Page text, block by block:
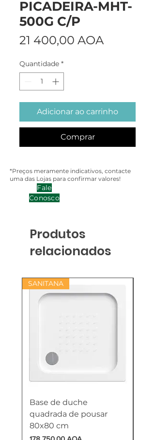
PICADEIRA-MHT-
500G C/P
21 400,00 AOA
Quantidade *
Adicionar ao carrinho
Comprar
*Preços meramente indicativos, contacte
uma das Lojas para confirmar valores!
Fale
Conosco
Produtos
relacionados
SANITANA
Base de duche
quadrada de pousar
80x80 cm
Preço